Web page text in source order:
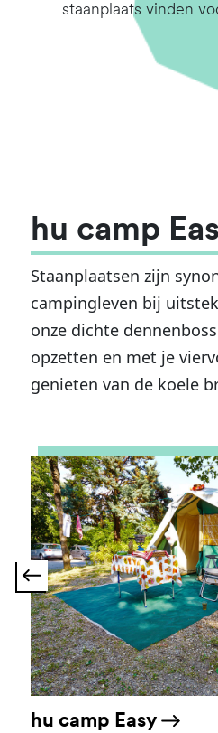
staanplaats vinden
hu camp
Staanplaatsen zijn
campingleven bij
onze dichte
opzetten en met je
genieten van de koele
hu camp Easy